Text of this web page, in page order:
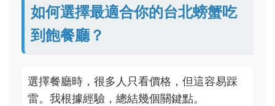
如何選擇最適合你的台北螃蟹吃
到飽餐廳？
選擇餐廳時，很多人只看價格，但這容易踩
雷。我根據經驗，總結幾個關鍵點。